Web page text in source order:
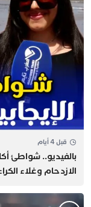
قبل 4 أيام
بالفيديو.. شواطئ
الازدحام وغلاء